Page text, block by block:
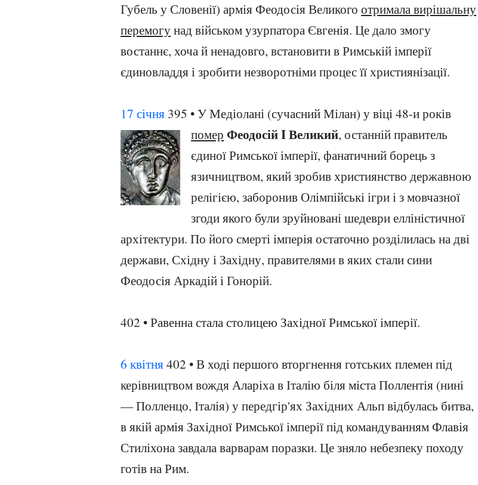
Губель у Словенії) армія Феодосія Великого отримала вирішальну
перемогунад військом узурпатора Євгенія. Це дало змогу
востаннє, хоча й ненадовго, встановити в Римській імперії
єдиновладдя і зробити незворотніми процес її християнізації.
17 січня 395 • У Медіолані (сучасний Мілан) у віці 48-и років
помер Феодосій I Великий, останній правитель
єдиної Римської імперії, фанатичний борець з
язичництвом, який зробив християнство державною
релігією, заборонив Олімпійські ігри і з мовчазної
згоди якого були зруйновані шедеври елліністичної
архітектури. По його смерті імперія остаточно розділилась на дві
держави, Східну і Західну, правителями в яких стали сини
Феодосія Аркадій і Гонорій.
402 • Равенна стала столицею Західної Римської імперії.
6 квітня402 • В ході першого вторгнення готських племен під
керівництвом вождя Аларіха в Італію біля міста Поллентія (нині
— Полленцо, Італія) у передгір'ях Західних Альп відбулась битва,
в якій армія Західної Римської імперії під командуванням Флавія
Стиліхона завдала варварам поразки. Це зняло небезпеку походу
готів на Рим.